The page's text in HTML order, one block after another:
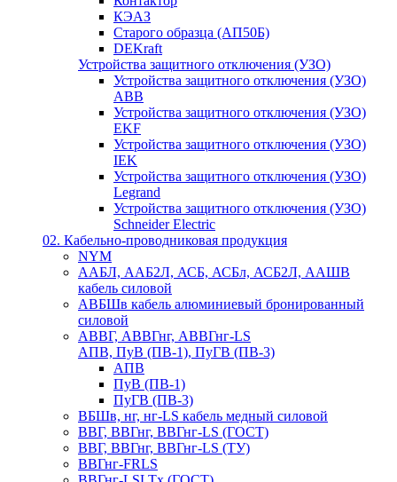
КЭАЗ
Старого образца (АП50Б)
DEKraft
Устройства защитного отключения (УЗО)
Устройства защитного отключения (УЗО)
ABB
Устройства защитного отключения (УЗО)
EKF
Устройства защитного отключения (УЗО)
IEK
Устройства защитного отключения (УЗО)
Legrand
Устройства защитного отключения (УЗО)
Schneider Electric
02. Кабельно-проводниковая продукция
NYM
ААБЛ, ААБ2Л, АСБ, АСБл, АСБ2Л, ААШВ
кабель силовой
АВБШв кабель алюминиевый бронированный
силовой
АВВГ, АВВГнг, АВВГнг-LS
АПВ, ПуВ (ПВ-1), ПуГВ (ПВ-3)
АПВ
ПуВ (ПВ-1)
ПуГВ (ПВ-3)
ВБШв, нг, нг-LS кабель медный силовой
ВВГ, ВВГнг, ВВГнг-LS (ГОСТ)
ВВГ, ВВГнг, ВВГнг-LS (ТУ)
ВВГнг-FRLS